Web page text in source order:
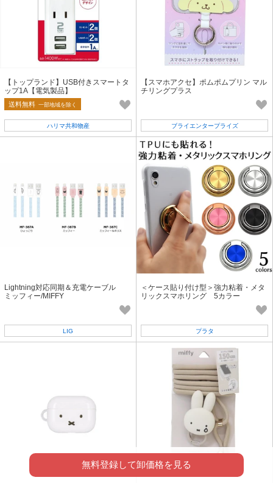
【トップランド】USB付きスマートタ
ップ1A【電気製品】
送料無料 一部地域を除く
ハリマ共和物産
【スマホアクセ】ポムポムプリン マル
チリングプラス
ブライエンタープライズ
Lightning対応同期＆充電ケーブル
ミッフィー/MIFFY
LIG
＜ケース貼り付け型＞強力粘着・メタ
リックスマホリング 5カラー
プラタ
無料登録して卸価格を見る